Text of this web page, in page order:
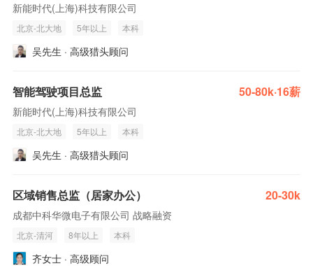
新能时代(上海)科技有限公司
北京-北大地 5年以上 本科
吴先生 · 高级猎头顾问
智能驾驶项目总监 50-80k·16薪
新能时代(上海)科技有限公司
北京-北大地 5年以上 本科
吴先生 · 高级猎头顾问
区域销售总监（居家办公） 20-30k
成都中科华微电子有限公司 战略融资
北京-清河 8年以上 本科
齐女士 · 高级顾问